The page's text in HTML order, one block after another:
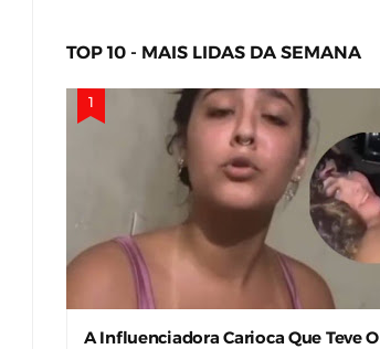
TOP 10 - MAIS LIDAS DA SEMANA
A Influenciadora Carioca Que Teve O